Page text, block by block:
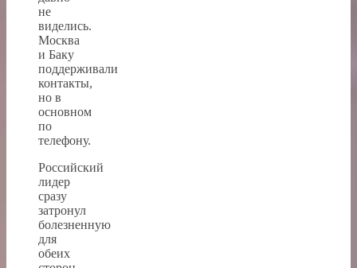
не
виделись.
Москва
и Баку
поддерживали
контакты,
но в
основном
по
телефону.
Российский
лидер
сразу
затронул
болезненную
для
обеих